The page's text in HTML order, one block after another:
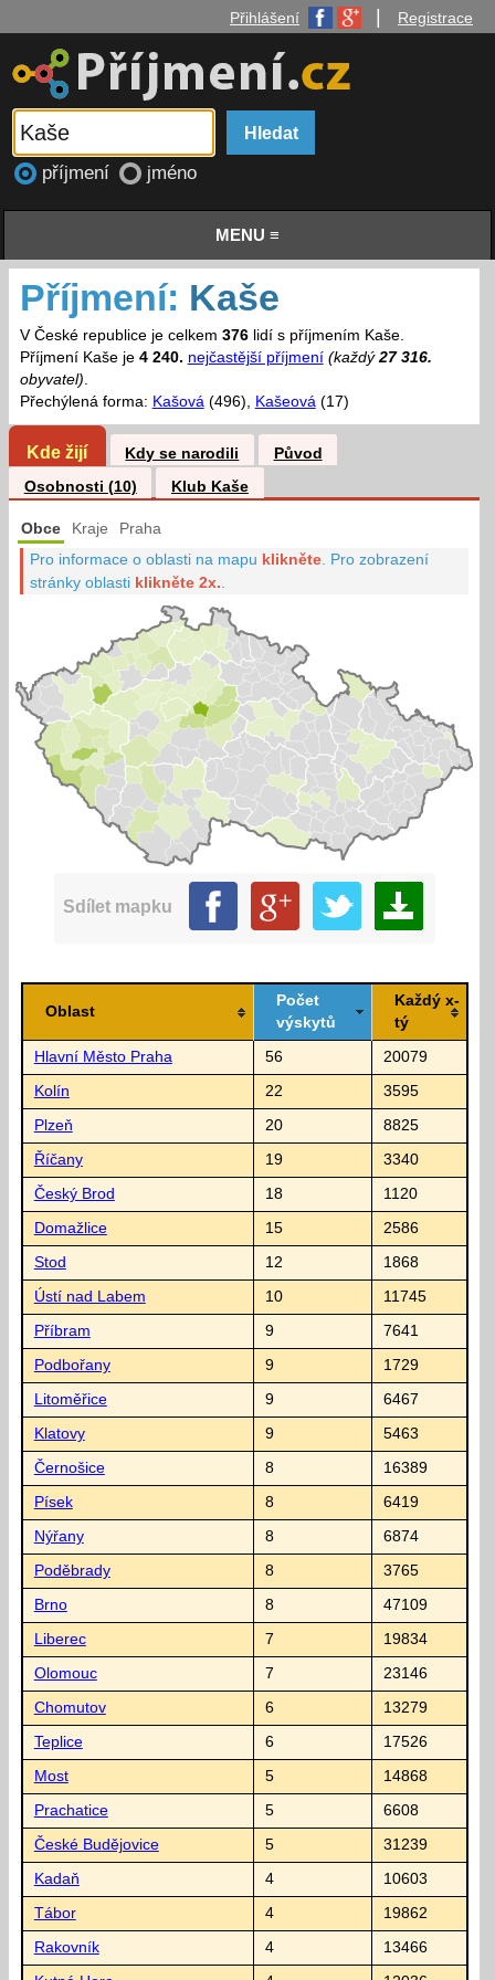
Přihlášení Registrace
příjmení jméno
MENU ≡
Příjmení: Kaše
V České republice je celkem 376lidí s příjmením Kaše.
Příjmení Kaše je 4 240. nejčastější příjmení (každý27 316.
obyvatel).
Přechýlená forma: Kašová(496), Kašeová(17)
Kde žijí Kdy se narodili
Původ
Osobnosti (10)
Klub Kaše
Obce Kraje Praha
Pro informace o oblasti na mapu klikněte Pro zobrazení
stránky oblasti klikněte 2x.
Sdílet mapku
Oblast
Počet
výskytů
Každý x-
tý
Hlavní Město Praha 56 20079
Kolín 22 3595
Plzeň 20 8825
Říčany 19 3340
Český Brod 18 1120
Domažlice 15 2586
Stod 12 1868
Ústí nad Labem 10 11745
Příbram 9 7641
Podbořany 9 1729
Litoměřice 9 6467
Klatovy 9 5463
Černošice 8 16389
Písek 8 6419
Nýřany 8 6874
Poděbrady 8 3765
Brno 8 47109
Liberec 7 19834
Olomouc 7 23146
Chomutov 6 13279
Teplice 6 17526
Most 5 14868
Prachatice 5 6608
České Budějovice 5 31239
Kadaň 4 10603
Tábor 4 19862
Rakovník 4 13466